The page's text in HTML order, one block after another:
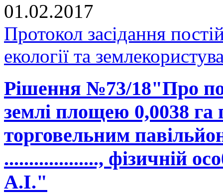
01.02.2017
Протокол засідання
екології та
Рішення №73/18"Про
землі площею 0,0038 га
торговельним
..................., фізичній
А.І."